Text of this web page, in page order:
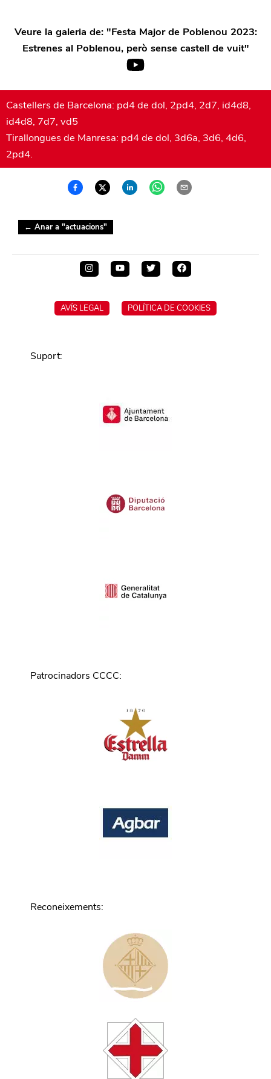
Veure la galeria de: "Festa Major de Poblenou 2023:
Estrenes al Poblenou, però sense castell de vuit"
Castellers de Barcelona: pd4 de dol, 2pd4, 2d7, id4d8,
id4d8, 7d7, vd5
Tirallongues de Manresa: pd4 de dol, 3d6a, 3d6, 4d6,
2pd4.
← Anar a "actuacions"
AVÍS LEGAL POLÍTICA DE COOKIES
Suport:
Patrocinadors CCCC:
Reconeixements: